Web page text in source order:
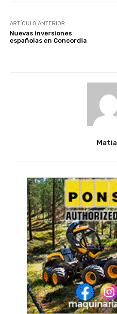
ARTÍCULO ANTERIOR
Nuevas inversiones
españolas en Concordia